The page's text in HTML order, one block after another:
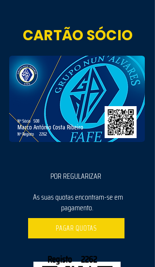
CARTÃO SÓCIO
508
Nº Sócio
Marco António Costa Ribeiro
2262
Nº Registo
POR REGULARIZAR
As suas quotas encontram-se em
pagamento.
PAGAR QUOTAS
Registo 2262